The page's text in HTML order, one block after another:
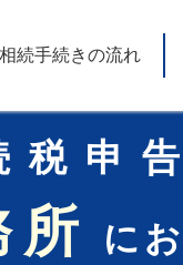
相続手続きの流れ
申
所 に